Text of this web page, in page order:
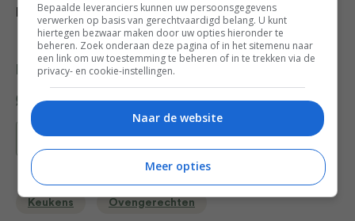
hete bakplaat. Bak ze 20–25 minuten.
Deel dit recept
Bewaar recept
Keukens Ovengerechten
Bepaalde leveranciers kunnen uw persoonsgegevens
verwerken op basis van gerechtvaardigd belang. U kunt
hiertegen bezwaar maken door uw opties hieronder te
beheren. Zoek onderaan deze pagina of in het sitemenu naar
een link om uw toestemming te beheren of in te trekken via de
privacy- en cookie-instellingen.
Naar de website
Meer opties